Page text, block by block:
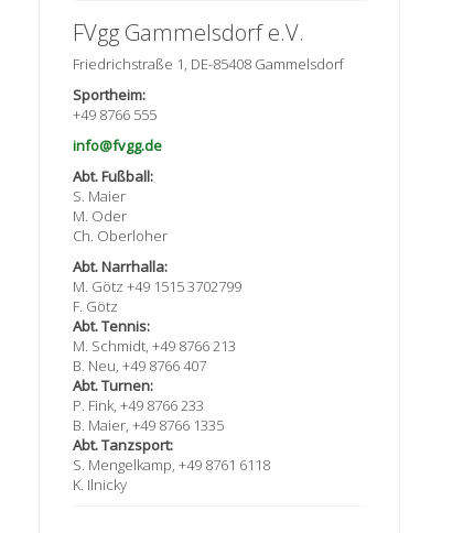
FVgg Gammelsdorf e.V.
Friedrichstraße 1, DE-85408 Gammelsdorf
Sportheim:
+49 8766 555
info@fvgg.de
Abt. Fußball:
S. Maier
M. Oder
Ch. Oberloher
Abt. Narrhalla:
M. Götz +49 1515 3702799
F. Götz
Abt. Tennis:
M. Schmidt, +49 8766 213
B. Neu, +49 8766 407
Abt. Turnen:
P. Fink, +49 8766 233
B. Maier, +49 8766 1335
Abt. Tanzsport:
S. Mengelkamp, +49 8761 6118
K. Ilnicky